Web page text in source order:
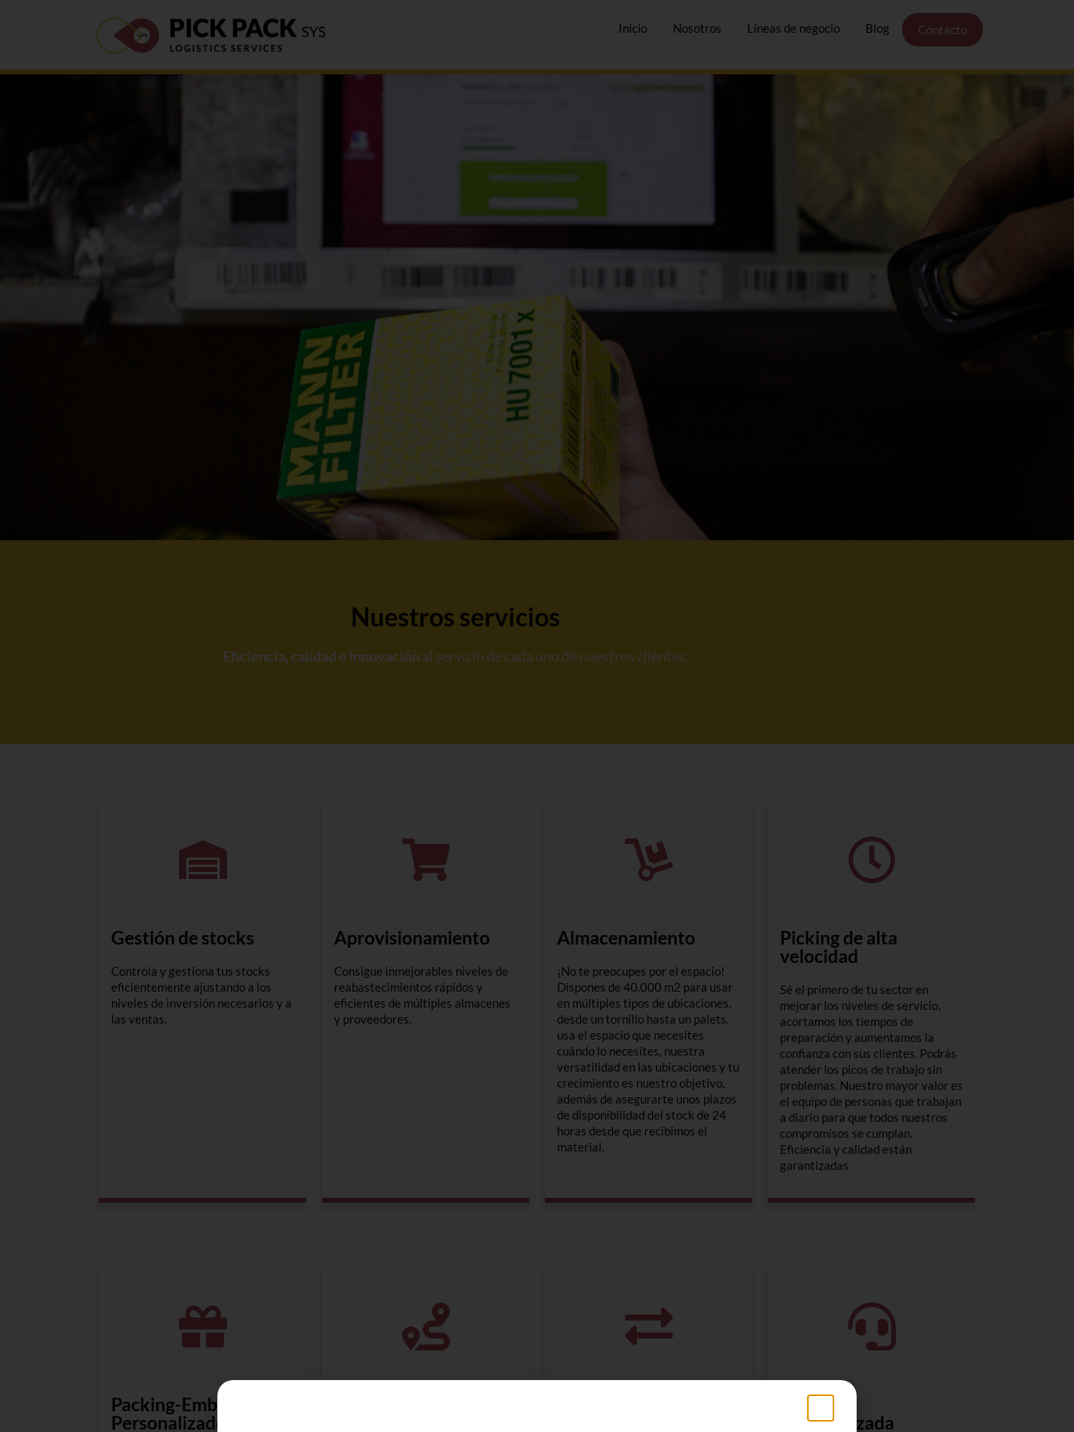
Inicio Nosotros Líneas de negocio Blog Contacto
Nuestros servicios
Eficiencia, calidad e innovación al servicio de cada uno de nuestros clientes.
Gestión de stocks
Controla y gestiona tus stocks
eficientemente ajustando a los
niveles de inversión necesarios y a
las ventas.
Aprovisionamiento
Consigue inmejorables niveles de
reabastecimientos rápidos y
eficientes de múltiples almacenes
y proveedores.
Almacenamiento
¡No te preocupes por el espacio!
Dispones de 40.000 m2 para usar
en múltiples tipos de ubicaciones,
desde un tornillo hasta un palets,
usa el espacio que necesites
cuándo lo necesites, nuestra
versatilidad en las ubicaciones y tu
crecimiento es nuestro objetivo,
además de asegurarte unos plazos
de disponibilidad del stock de 24
horas desde que recibimos el
material.
Picking de alta
velocidad
Sé el primero de tu sector en
mejorar los niveles de servicio,
acortamos los tiempos de
preparación y aumentamos la
confianza con sus clientes. Podrás
atender los picos de trabajo sin
problemas. Nuestro mayor valor es
el equipo de personas que trabajan
a diario para que todos nuestros
compromisos se cumplan.
Eficiencia y calidad están
garantizadas
Packing-Embalaje
Personalizado
Atención
Personalizada